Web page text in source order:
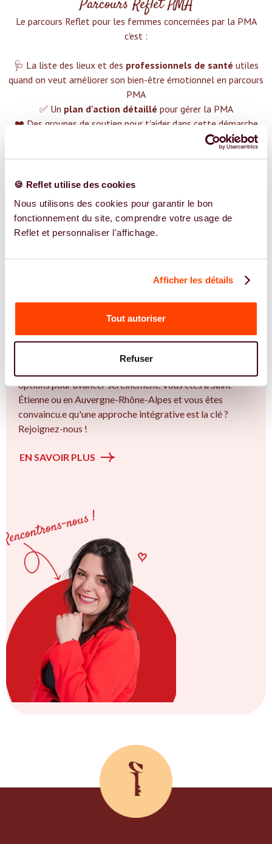
🍪 Reflet utilise des cookies
Nous utilisons des cookies pour garantir le bon
fonctionnement du site, comprendre votre usage de
Reflet et personnaliser l'affichage.
Afficher les détails
Tout autoriser
Refuser
Parcours Reflet PMA
Le parcours Reflet pour les femmes concernées par la PMA
c'est :‍
🩺 La liste des lieux et des professionnels de santé utiles
quand on veut améliorer son bien-être émotionnel en parcours
PMA
✅ Un plan d'action détaillé pour gérer la PMA
❤️ Des groupes de soutien pour t'aider dans cette démarche
😉 Du contenu avec tout ce que tu dois savoir surla PMA
Vous êtes Gynécologue expert.e.s en PMA ?
l'accompagnement des femmes et des couples sur la
thématique de la fertilité et particulièrement sur la
options pour avancer sereinement. Vous êtes à Saint-
Étienne ou en Auvergne-Rhône-Alpes et vous êtes
convaincu.e qu'une approche intégrative est la clé ?
Rejoignez-nous !
EN SAVOIR PLUS